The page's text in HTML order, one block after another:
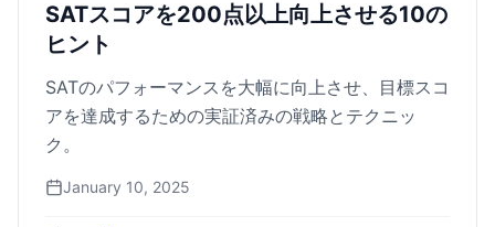
SATスコアを200点以上向上させる10の
ヒント
SATのパフォーマンスを大幅に向上させ、目標スコ
アを達成するための実証済みの戦略とテクニッ
ク。
January 10, 2025